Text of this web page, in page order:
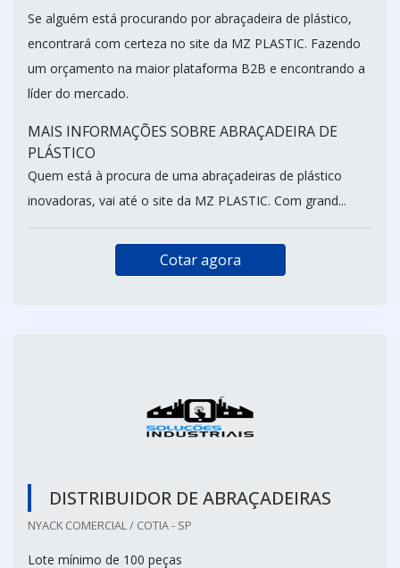
Se alguém está procurando por abraçadeira de plástico,
encontrará com certeza no site da MZ PLASTIC. Fazendo
um orçamento na maior plataforma B2B e encontrando a
líder do mercado.
MAIS INFORMAÇÕES SOBRE ABRAÇADEIRA DE
PLÁSTICO
Quem está à procura de uma abraçadeiras de plástico
inovadoras, vai até o site da MZ PLASTIC. Com grand...
Cotar agora
DISTRIBUIDOR DE ABRAÇADEIRAS
NYACK COMERCIAL / COTIA - SP
Lote mínimo de 100 peças